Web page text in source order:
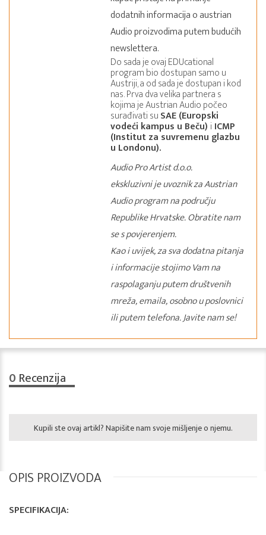
dodatnih informacija o austrian
Audio proizvodima putem budućih
newslettera.
Do sada je ovaj EDUcational
program bio dostupan samo u
Austriji, a od sada je dostupan i kod
nas. Prva dva velika partnera s
kojima je Austrian Audio počeo
surađivati suSAE (Europski
vodeći kampus u Beču) i ICMP
(Institut za suvremenu glazbu
u Londonu).
Audio Pro Artist d.o.o.
ekskluzivni je uvoznik za Austrian
Audio program na području
Republike Hrvatske. Obratite nam
se s povjerenjem.
Kao i uvijek, za sva dodatna pitanja
i informacije stojimo Vam na
raspolaganju putem društvenih
mreža, emaila, osobno u poslovnici
ili putem telefona. Javite nam se!
0 Recenzija
Kupili ste ovaj artikl? Napišite nam svoje mišljenje o njemu.
OPIS PROIZVODA
SPECIFIKACIJA: